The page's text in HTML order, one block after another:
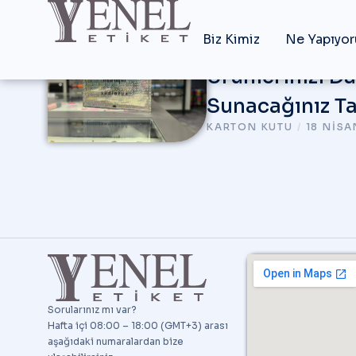
Biz Kimiz Ne
Karton Kutu
Ürünlerinizi
Sunacağınız
KARTON KUTU / 18
Sorularınız mı var?
Hafta içi 08:00 – 18:00 (GMT+3) arası
aşağıdaki numaralardan bize